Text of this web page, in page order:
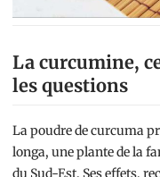
La curcumine,
les questions
La poudre de curcuma
longa, une plante de la
du Sud-Est. Ses effets,